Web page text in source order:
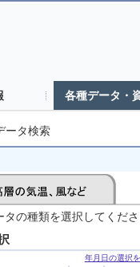
各種データ・
ータ検索
の種類を選択してくだ
年月日の選択